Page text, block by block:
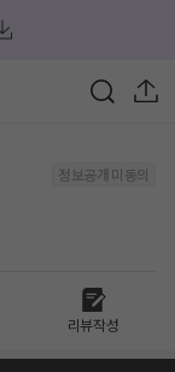
정보공개 미동의
리뷰작성